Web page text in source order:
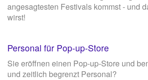
angesagtesten Festivals kommst - und
wirst!
Personal für Pop-up-Store
Sie eröffnen einen Pop-up-Store und
und zeitlich begrenzt Personal?